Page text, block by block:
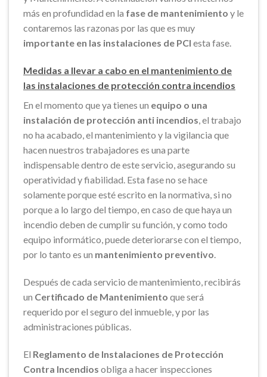
más en profundidad en la fase de mantenimiento y le
contaremos las razonas por las que es muy
importante en las instalaciones de PCI esta fase.
Medidas a llevar a cabo en el mantenimiento de
las instalaciones de protección contra incendios
En el momento que ya tienes un equipo o una
instalación de protección anti incendios, el trabajo
no ha acabado, el mantenimiento y la vigilancia que
hacen nuestros trabajadores es una parte
indispensable dentro de este servicio, asegurando su
operatividad y fiabilidad. Esta fase no se hace
solamente porque esté escrito en la normativa, si no
porque a lo largo del tiempo, en caso de que haya un
incendio deben de cumplir su función, y como todo
equipo informático, puede deteriorarse con el tiempo,
por lo tanto es un mantenimiento preventivo.
Después de cada servicio de mantenimiento, recibirás
un Certificado de Mantenimiento que será
requerido por el seguro del inmueble, y por las
administraciones públicas.
El Reglamento de Instalaciones de Protección
Contra Incendios obliga a hacer inspecciones